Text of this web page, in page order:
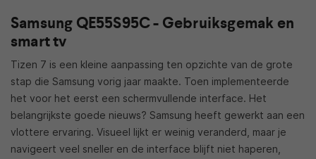
Samsung QE55S95C - Gebruiksgemak en
smart tv
Tizen 7 is een kleine aanpassing ten opzichte van de grote
stap die Samsung vorig jaar maakte. Toen implementeerde
het voor het eerst een schermvullende interface. Het
belangrijkste goede nieuws? Samsung heeft gewerkt aan een
vlottere ervaring. Visueel lijkt er weinig veranderd, maar je
navigeert veel sneller en de interface blijft niet haperen,